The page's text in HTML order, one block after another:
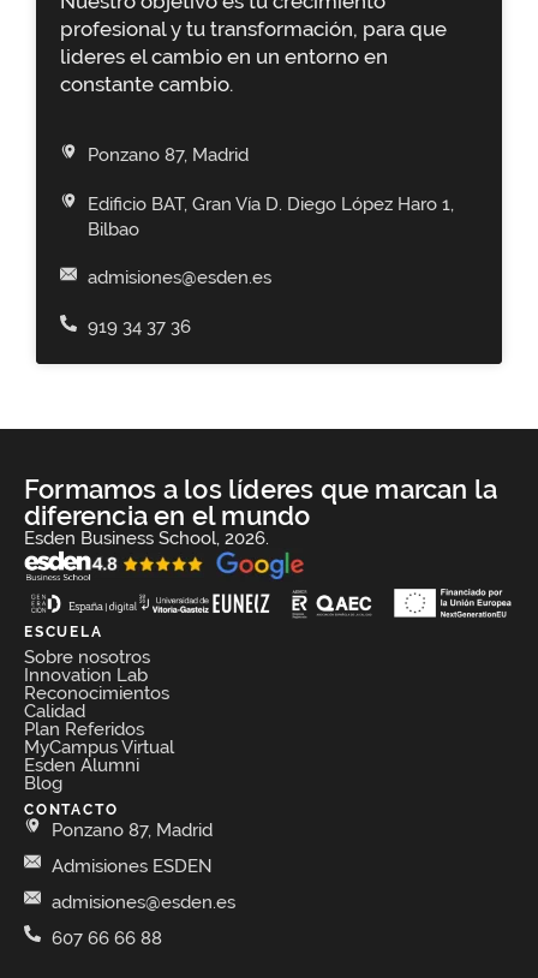
profesional y tu transformación, para que
lideres el cambio en un entorno en
constante cambio.
Ponzano 87, Madrid
Edificio BAT, Gran Vía D. Diego López Haro 1,
Bilbao
admisiones@esden.es
919 34 37 36
Formamos a los líderes que marcan la
diferencia en el mundo
Esden Business School, 2026.
ESCUELA
Sobre nosotros
Innovation Lab
Reconocimientos
Calidad
Plan Referidos
MyCampus Virtual
Esden Alumni
Blog
CONTACTO
Ponzano 87, Madrid
Admisiones ESDEN
admisiones@esden.es
607 66 66 88